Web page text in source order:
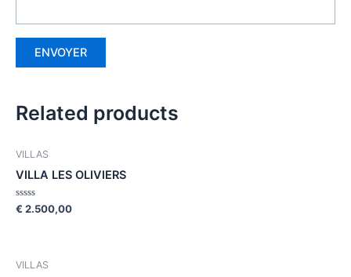
Related products
VILLAS
VILLA LES OLIVIERS
Rated
€ 2.500,00
VILLAS